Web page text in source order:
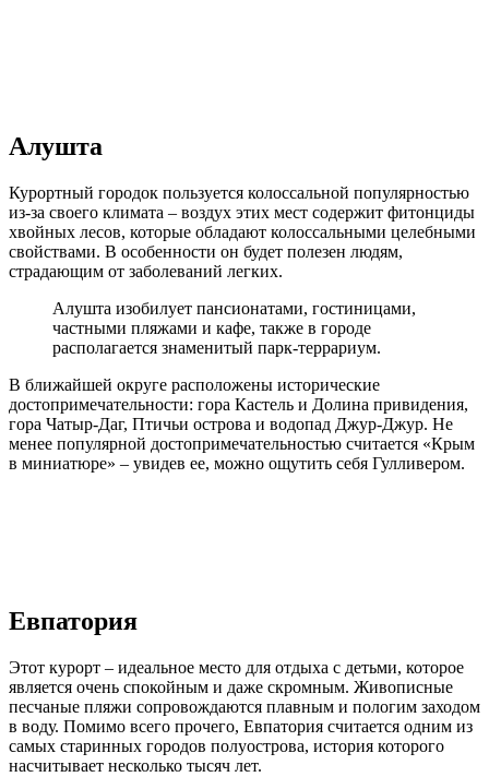
Алушта
Курортный городок пользуется колоссальной популярностью
из-за своего климата – воздух этих мест содержит фитонциды
хвойных лесов, которые обладают колоссальными целебными
свойствами. В особенности он будет полезен людям,
страдающим от заболеваний легких.
Алушта изобилует пансионатами, гостиницами,
частными пляжами и кафе, также в городе
располагается знаменитый парк-террариум.
В ближайшей округе расположены исторические
достопримечательности: гора Кастель и Долина привидения,
гора Чатыр-Даг, Птичьи острова и водопад Джур-Джур. Не
менее популярной достопримечательностью считается «Крым
в миниатюре» – увидев ее, можно ощутить себя Гулливером.
Евпатория
Этот курорт – идеальное место для отдыха с детьми, которое
является очень спокойным и даже скромным. Живописные
песчаные пляжи сопровождаются плавным и пологим заходом
в воду. Помимо всего прочего, Евпатория считается одним из
самых старинных городов полуострова, история которого
насчитывает несколько тысяч лет.